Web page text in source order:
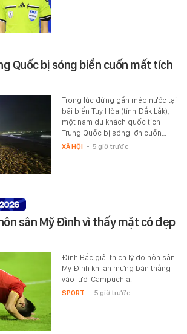
Quốc bị sóng biển cuốn mất tích
Trong lúc đứng gần mép nước tại
bãi biển Tuy Hòa (tỉnh Đắk Lắk),
một nam du khách quốc tịch
Trung Quốc bị sóng lớn cuốn…
XÃ HỘI - 5 giờ trước
sân Mỹ Đình vì thấy mặt cỏ đẹp
Đình Bắc giải thích lý do hôn sân
Mỹ Đình khi ăn mừng bàn thắng
vào lưới Campuchia.
SPORT - 5 giờ trước